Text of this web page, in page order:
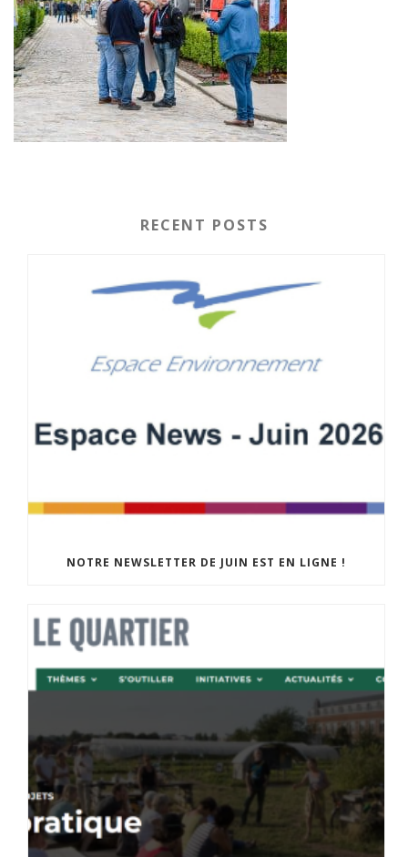
RECENT POSTS
NOTRE NEWSLETTER DE JUIN EST EN LIGNE !